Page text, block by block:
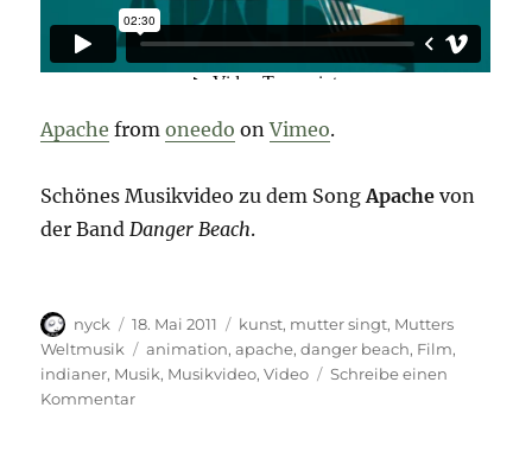
Apache fromoneedo onVimeo.
Schönes Musikvideo zu dem SongApache von
der Band Danger Beach.
Autor
nyck
Veröffentlicht
am
18. Mai 2011 Kategorien
kunst, mutter singt, Mutters
Weltmusik
Schlagwörter
animation,apache,danger beach, Film,
indianer, Musik, Musikvideo,Video
Schreibe einen
Kommentarzu